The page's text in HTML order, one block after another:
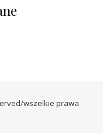
wszelkie prawa